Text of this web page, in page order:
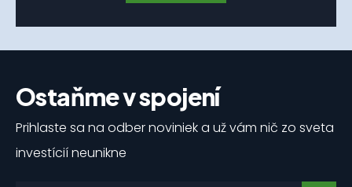
Ostaňme v spojení
Prihlaste sa na odber noviniek a už vám nič zo sveta
investícií neunikne